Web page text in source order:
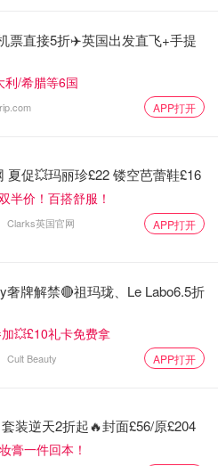
票直接5折✈️英国出发直飞+手提
利/希腊等6国
APP打开
夏促💥玛丽珍£22 镂空芭蕾鞋£16
半价！百搭舒服！
Clarks英国官网 APP打开
奢牌解禁🔴祖玛珑、Le Labo6.5折
💥£10礼卡免费拿
Cult Beauty APP打开
装逆天2折起🔥封面£56/原£204
膏一件回本！